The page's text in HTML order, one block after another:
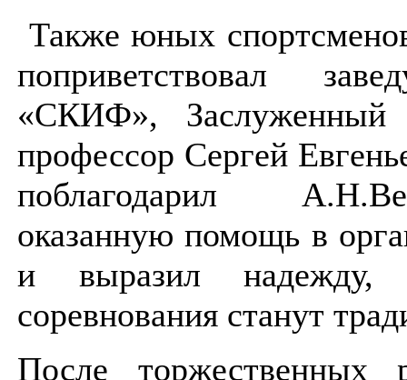
Также юных
поприветствовал
«СКИФ», Заслуженный
профессор Сергей
поблагодарил
оказанную помощь в
и выразил надежду,
соревнования станут
После торжественных